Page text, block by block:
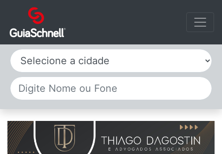
Selecione a cidade